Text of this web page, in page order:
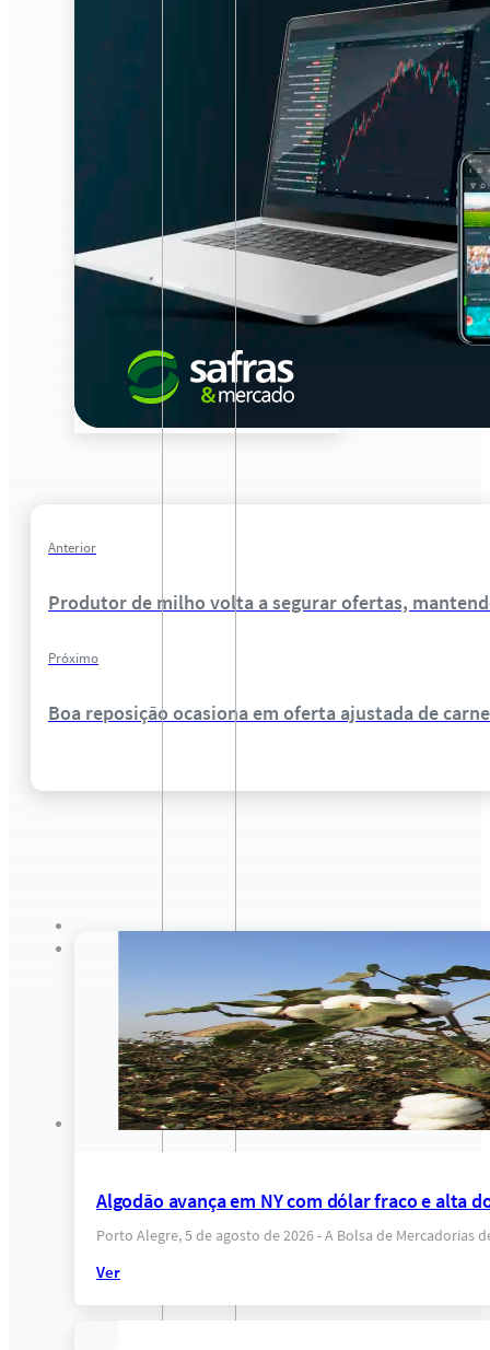
Anterior
Produtor de milho volta a segurar ofertas,
Próximo
Boa reposição ocasiona em oferta ajustada de
Algodão avança em NY com dólar fraco e alta
Porto Alegre, 5 de agosto de 2026 - A Bolsa de Mercadorias
Ver